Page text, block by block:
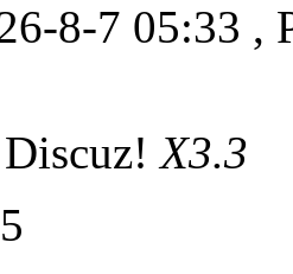
8-7 05:33 ,
Discuz!X3.3